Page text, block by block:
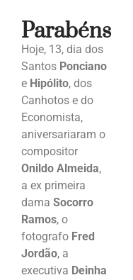
Parabéns
Hoje, 13, dia dos
Santos Ponciano
e Hipólito, dos
Canhotos e do
Economista,
aniversariaram o
compositor
Onildo Almeida,
a ex primeira
dama Socorro
Ramos, o
fotografo Fred
Jordão, a
executiva Deinha